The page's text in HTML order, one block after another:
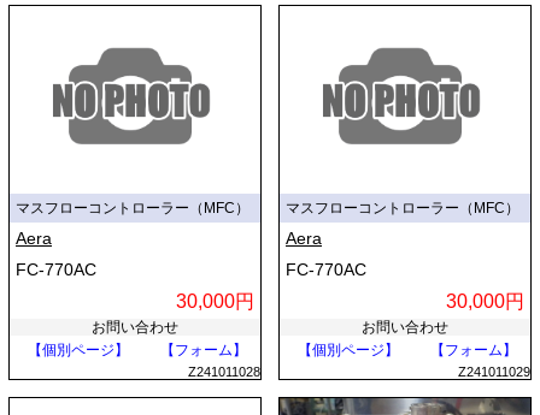
マスフローコントローラー（MFC）
Aera
FC-770AC
30,000円
お問い合わせ
【個別ページ】
【フォーム】
Z241011028
マスフローコントローラー（MFC）
Aera
FC-770AC
30,000円
お問い合わせ
【個別ページ】
【フォーム】
Z241011029